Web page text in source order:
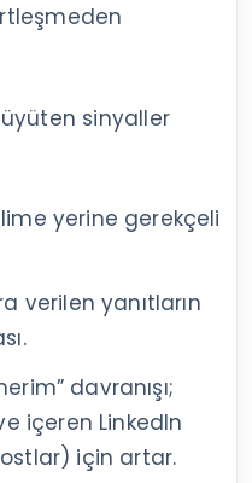
sinyaller
yerine gerekçeli
verilen yanıtların
davranışı;
içeren LinkedIn
için artar.